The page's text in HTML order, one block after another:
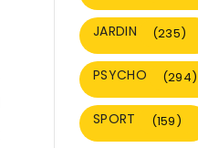
JARDIN (235)
PSYCHO (294)
SPORT (159)